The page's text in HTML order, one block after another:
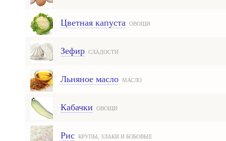
Цветная капуста ОВОЩИ
Зефир СЛАДОСТИ
Льняное масло МАСЛО
Кабачки ОВОЩИ
Рис КРУПЫ, ЗЛАКИ И БОБОВЫЕ